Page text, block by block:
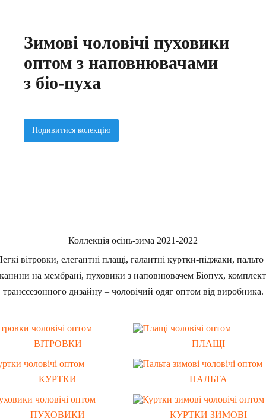
Зимові чоловічі пуховики
оптом з наповнювачами
з біо-пуха
Подивитися колекцію
Коллекція осінь-зима 2021-2022
вітровки, елегантні плащі, галантні куртки-піджаки, пальто
на мембрані, пуховики з наповнювачем Біопух,
транссезонного дизайну – чоловічий одяг оптом від виробника.
ВІТРОВКИ ПЛАЩІ
КУРТКИ ПАЛЬТА
ПУХОВИКИ КУРТКИ ЗИМОВІ